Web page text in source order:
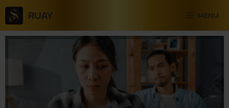
RUAY MENU